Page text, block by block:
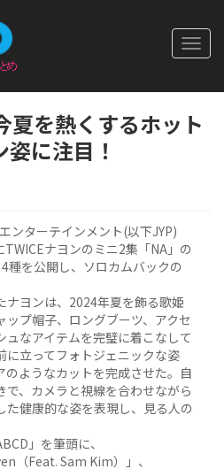
夏を熱くするホット
に注目！
ンターテインメント(以下JYP)
TWICEナヨンのミニ2集「NA」の
種を公開し、ソロカムバックの
ナヨンは、2024年夏を飾る歌姫
プ帽子、ロングブーツ、アクセ
ュなアイテムを完璧に着こなして
に立ってフォトジェニックな姿
のようなカットを完成させた。自
、カメラと視線を合わせながら
た健康的な姿を表現し、見る人の
」を筆頭に、
（Feat. Sam Kim）」、